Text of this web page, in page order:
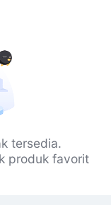
tersedia.
produk favorit